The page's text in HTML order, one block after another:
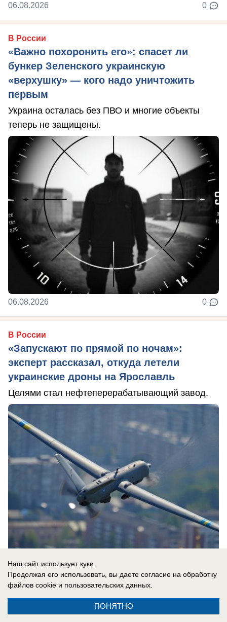
06.08.2026 0
В России
«Важно похоронить его»: спасет ли
бункер Зеленского украинскую
«верхушку» — кого надо уничтожить
первым
Украина осталась без ПВО и многие объекты
теперь не защищены.
06.08.2026 0
В России
«Запускают по прямой по ночам»:
эксперт рассказал, откуда летели
украинские дроны на Ярославль
Целями стал нефтеперерабатывающий завод.
06.08.2026 0
Новости СМИ2
Наш сайт использует куки.
Продолжая его использовать, вы даете согласие на обработку
файлов cookie и пользовательских данных.
ПОНЯТНО